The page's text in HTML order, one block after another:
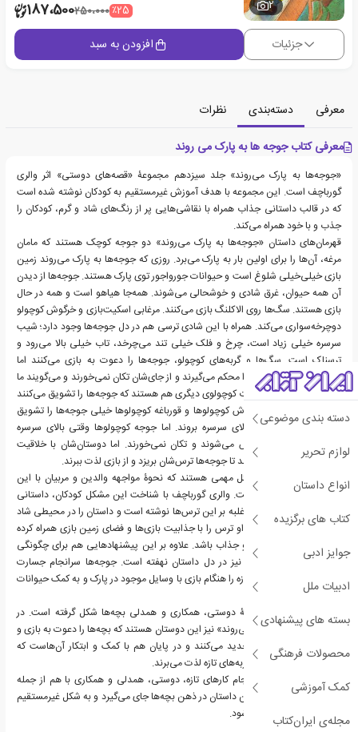
دسته بندی موضوعی
لوازم تحریر
انواع داستان
کتاب های برگزیده
جوایز ادبی
ادبیات ملل
بسته های پیشنهادی
محصولات فرهنگی
کمک آموزشی
مجله‌ی ایران‌کتاب
2 ٪25250،000187،500
جزئیات افزودن به سبد
معرفی دسته‌بندی
نظرات
معرفی کتاب جوجه ها به پارک می روند
«جوجه‌ها به پارک می‌روند» جلد سیزدهم مجموعۀ «قصه‌های دوستی» اثر والری
گورباچف است. این مجموعه با هدف آموزش غیرمستقیم به کودکان نوشته شده است
که در قالب داستانی جذاب همراه با نقاشی‌هایی پر از رنگ‌های شاد و گرم، کودکان را
جذب و با خود همراه می‌کند.
قهرمان‌های داستان «جوجه‌ها به پارک می‌روند» دو جوجه کوچک هستند که مامان
مرغه، آن‌ها را برای اولین بار به پارک می‌برد. روزی که جوجه‌ها به پارک می‌روند زمین
بازی خیلی‌خیلی شلوغ است و حیوانات جورواجور توی پارک هستند. جوجه‌ها از دیدن
آن‌ همه حیوان، غرق شادی و خوشحالی می‌شوند. همه‌جا هیاهو است و همه در حال
بازی هستند. سگ‌ها روی الاکلنگ بازی می‌کنند. مرغابی اسکیت‌بازی و خرگوش کوچولو
دوچرخه‌سواری می‌کند. همراه با این شادی ترسی هم در دل جوجه‌ها وجود دارد؛ شیب
سرسره خیلی زیاد است، چرخ و فلک خیلی تند می‌چرخد، تاب خیلی بالا می‌رود و
ترسناک است. سگ‌ها و گربه‌های کوچولو، جوجه‌ها را دعوت به بازی می‌کنند اما
جوجه‌ها بال‌های یکدیگر را محکم می‌گیرند و از جای‌شان تکان نمی‌خورند و می‌گویند ما
خیلی کوچولوییم. حیوانات کوچولوی دیگری هم هستند که جوجه‌ها را تشویق می‌کنند
که بیایند و بازی کنند. موش کوچولوها و قورباغه کوچولوها خیلی جوجه‌ها را تشویق
می‌کنند تا جوجه‌ها به بالای سرسره بروند. اما جوجه کوچولوها وقتی بالای سرسره
می‌رسند دوباره دچار ترس می‌شوند و تکان نمی‌خورند. اما دوستان‌شان با خلاقیت
خودشان راهی پیدا می‌کنند تا جوجه‌ها ترس‌شان بریزد و از بازی‌ لذت ببرند.
ترس‌های کودکانه از مسائل مهمی هستند که نحوۀ مواجهه والدین و مربیان با این
ترس‌ها مسئله‌ای مهم است. والری گورباچف با شناخت این مشکل کودکان، داستانی
برای نشان دادن چگونگی غلبه بر این ترس‌ها نوشته است و داستان را در محیطی شاد
و پرتحرک روایت می‌کند. او ترس را با جذابیت بازی‌ها و فضای زمین بازی همراه کرده
است تا داستان پرتحرک و جذاب باشد. علاوه بر این پیشنهادهایی هم برای چگونگی
غلبه کودکان بر ترس‌شان نیز در دل داستان نهفته است. جوجه‌ها سرانجام جسارت
انجام کارها و تجربه‌های تازه را هنگام بازی با وسایل موجود در پارک و به کمک حیوانات
دیگر می‌آموزند.
«قصه‌های دوستی» برپایۀ دوستی، همکاری و همدلی بچه‌ها شکل گرفته است. در
کتاب «جوجه‌ها به پارک می‌روند» نیز این دوستان هستند که بچه‌ها را دعوت به بازی و
در واقع انجام تجربه‌ای جدید می‌کنند و در پایان هم با کمک و ابتکار آن‌هاست که
جوجه‌ها از بازی و این تجربه‌های تازه لذت می‌برند.
غلبه بر ترس، جسارت انجام کارهای تازه، دوستی، همدلی و همکاری با هم از جمله
نکات مهمی است که با این داستان در ذهن بچه‌ها جای می‌گیرد و به شکل غیرمستقیم
به آن‌ها آموزش داده می‌شود.